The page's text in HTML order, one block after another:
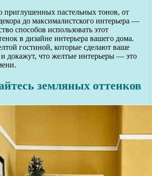
приглушенных пастельных тонов, от
до максималистского интерьера —
способов использовать этот
в дизайне интерьера вашего дома.
гостиной, которые сделают ваше
и докажут, что желтые интерьеры — это
земляных оттенков